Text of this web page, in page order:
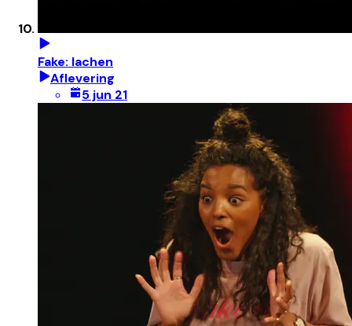
Fake: lachen
Aflevering
5 jun 21